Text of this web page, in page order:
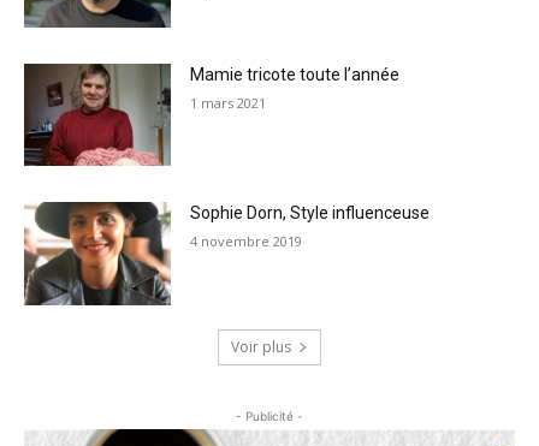
Mamie tricote toute l’année
1 mars 2021
Sophie Dorn, Style influenceuse
4 novembre 2019
Voir plus
- Publicité -